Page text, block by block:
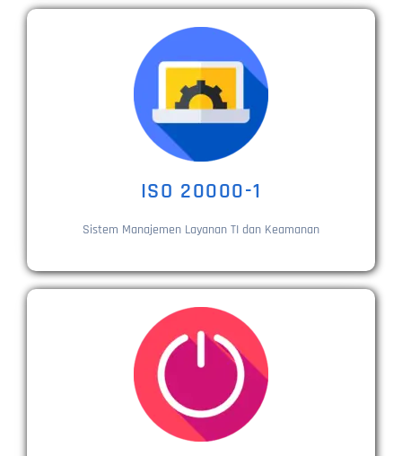
ISO 20000-1
Sistem Manajemen Layanan TI dan Keamanan